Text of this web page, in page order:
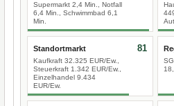
Supermarkt 2,4 Min., Notfall
6,4 Min., Schwimmbad 6,1
Min.
Standortmarkt
Kaufkraft 32.325 EUR/Ew.,
Steuerkraft 1.342 EUR/Ew.,
Einzelhandel 9.434
EUR/Ew.
81